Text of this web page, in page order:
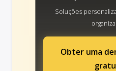
Soluções
Obter uma